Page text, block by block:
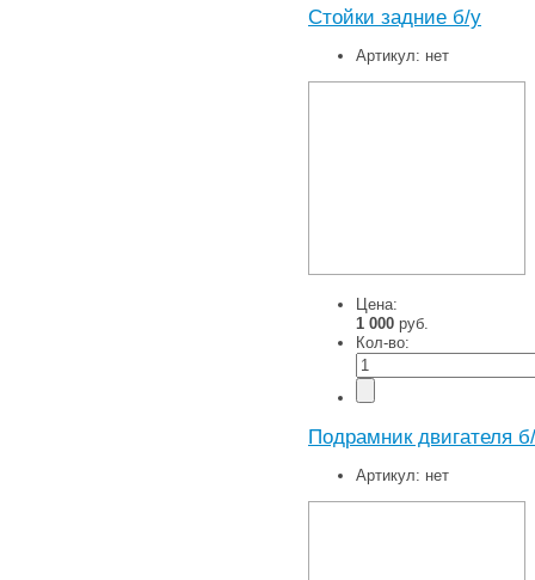
Стойки задние б/у
Артикул: нет
Цена:
1 000 руб.
Кол-во:
Подрамник двигателя
Артикул: нет